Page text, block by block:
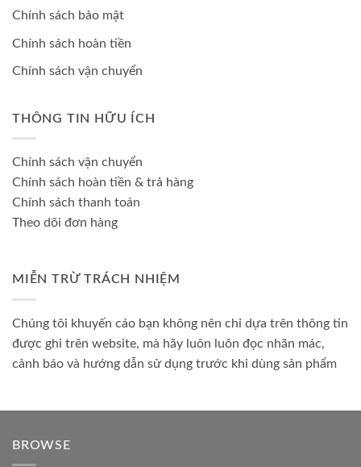
Chính sách bảo mật
Chính sách hoàn tiền
Chính sách vận chuyển
THÔNG TIN HỮU ÍCH
Chính sách vận chuyển
Chính sách hoàn tiền & trả hàng
Chính sách thanh toán
Theo dõi đơn hàng
MIỄN TRỪ TRÁCH NHIỆM
Chúng tôi khuyến cáo bạn không nên chỉ dựa trên thông tin
được ghi trên website, mà hãy luôn luôn đọc nhãn mác,
cảnh báo và hướng dẫn sử dụng trước khi dùng sản phẩm
BROWSE